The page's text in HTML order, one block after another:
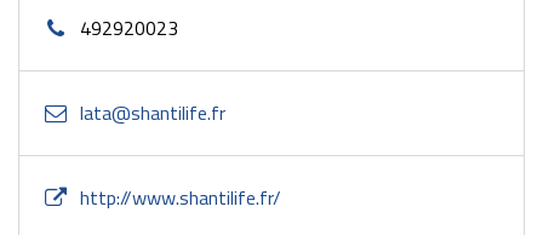
492920023
lata@shantilife.fr
http://www.shantilife.fr/